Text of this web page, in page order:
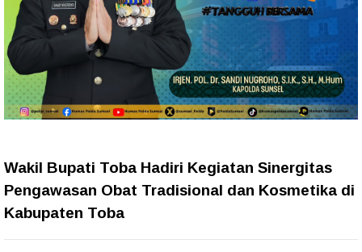
Wakil Bupati Toba Hadiri Kegiatan Sinergitas
Pengawasan Obat Tradisional dan Kosmetika di
Kabupaten Toba